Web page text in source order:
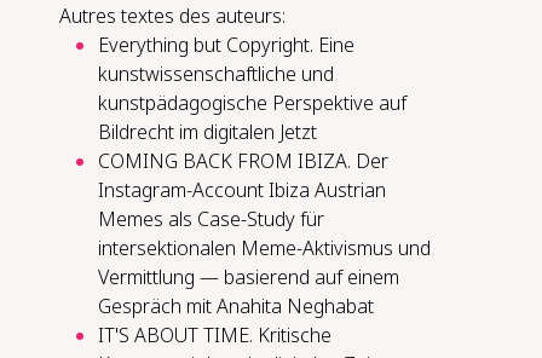
Autres textes des auteurs:
Everything but Copyright. Eine
kunstwissenschaftliche und
kunstpädagogische Perspektive auf
Bildrecht im digitalen Jetzt
COMING BACK FROM IBIZA. Der
Instagram-Account Ibiza Austrian
Memes als Case-Study für
intersektionalen Meme-Aktivismus und
Vermittlung — basierend auf einem
Gespräch mit Anahita Neghabat
IT'S ABOUT TIME. Kritische